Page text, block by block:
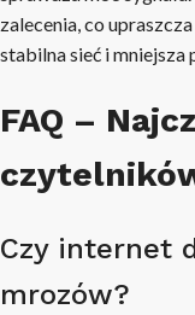
zalecenia, co
stabilna sieć i mniejsza
FAQ –
Czy internet
mrozów?